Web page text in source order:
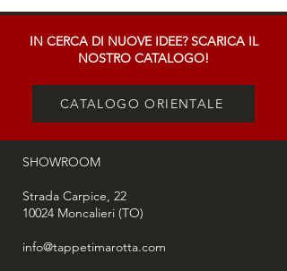
SHOWROOM
Strada Carpice, 22
10024 Moncalieri (TO)
info@tappetimarotta.com
IN CERCA DI NUOVE IDEE? SCARICA IL
NOSTRO CATALOGO!
CATALOGO ORIENTALE